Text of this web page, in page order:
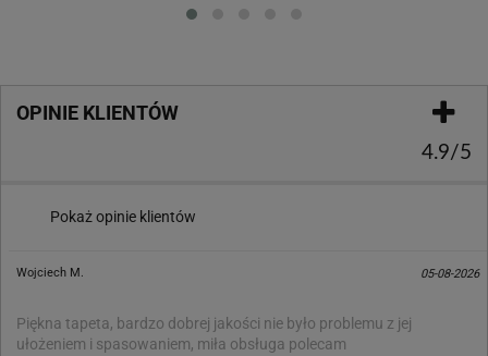
OPINIE KLIENTÓW
4.9/5
Pokaż opinie klientów
Wojciech M. 05-08-2026
Piękna tapeta, bardzo dobrej jakości nie było problemu z jej
ułożeniem i spasowaniem, miła obsługa polecam